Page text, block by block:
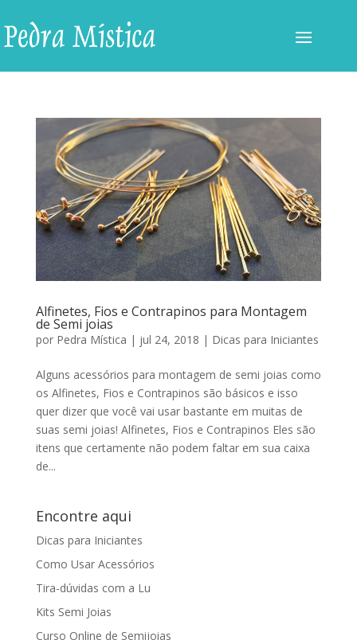
Alfinetes, Fios e Contrapinos para Montagem
de Semi joias
por Pedra Mística | jul 24, 2018 | Dicas para Iniciantes
Alguns acessórios para montagem de semi joias como
os Alfinetes, Fios e Contrapinos são básicos e isso
quer dizer que você vai usar bastante em muitas de
suas semi joias! Alfinetes, Fios e Contrapinos Eles são
itens que certamente não podem faltar em sua caixa
de...
Encontre aqui
Dicas para Iniciantes
Como Usar Acessórios
Tira-dúvidas com a Lu
Kits Semi Joias
Curso Online de Semijoias